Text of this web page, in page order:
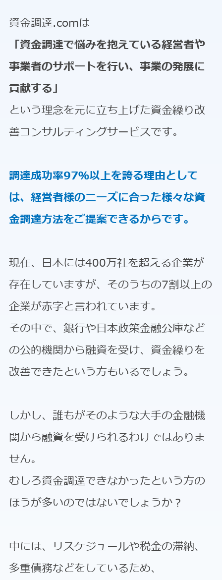
資金調達.comは
「資金調達で悩みを抱えている経営者や
事業者のサポートを行い、事業の発展に
貢献する」
という理念を元に立ち上げた資金繰り改
善コンサルティングサービスです。
調達成功率97％以上を誇る理由として
は、経営者様のニーズに合った様々な資
金調達方法をご提案できるからです。
現在、日本には400万社を超える企業が
存在していますが、そのうちの7割以上の
企業が赤字と言われています。
その中で、銀行や日本政策金融公庫など
の公的機関から融資を受け、資金繰りを
改善できたという方もいるでしょう。
しかし、誰もがそのような大手の金融機
関から融資を受けられるわけではありま
せん。
むしろ資金調達できなかったという方の
ほうが多いのではないでしょうか？
中には、リスケジュールや税金の滞納、
多重債務などをしているため、